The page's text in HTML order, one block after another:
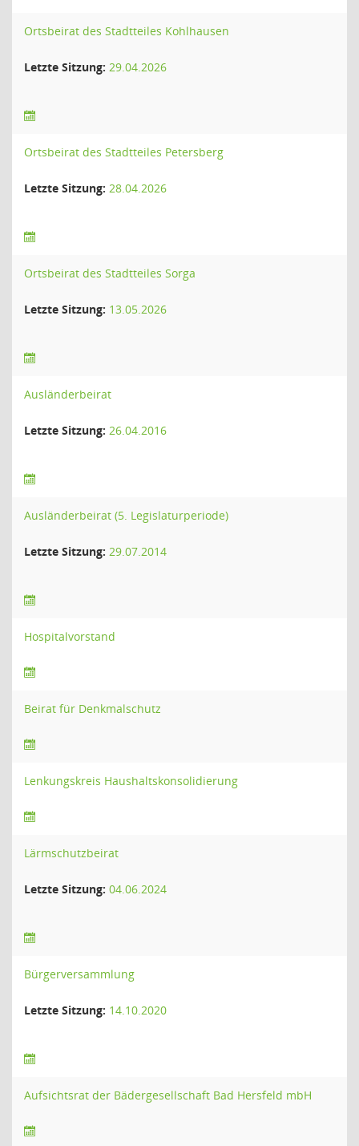
Ortsbeirat des Stadtteiles Kohlhausen
Letzte Sitzung: 29.04.2026
Ortsbeirat des Stadtteiles Petersberg
Letzte Sitzung: 28.04.2026
Ortsbeirat des Stadtteiles Sorga
Letzte Sitzung: 13.05.2026
Ausländerbeirat
Letzte Sitzung: 26.04.2016
Ausländerbeirat (5. Legislaturperiode)
Letzte Sitzung: 29.07.2014
Hospitalvorstand
Beirat für Denkmalschutz
Lenkungskreis Haushaltskonsolidierung
Lärmschutzbeirat
Letzte Sitzung: 04.06.2024
Bürgerversammlung
Letzte Sitzung: 14.10.2020
Aufsichtsrat der Bädergesellschaft Bad Hersfeld mbH